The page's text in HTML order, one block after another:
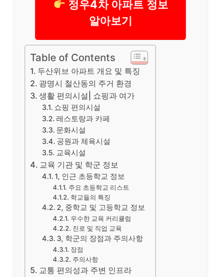
정우4차 아파트 정보
알아보기
Table of Contents
두산위브 아파트 개요 및 특징
광명시 철산동의 주거 환경
생활 편의시설| 쇼핑과 여가
쇼핑 편의시설
레스토랑과 카페
문화시설
공원과 체육시설
교육시설
교육 기관 및 학군 정보
1, 인근 초등학교 정보
주요 초등학교 리스트
학교들의 특징
2, 중학교 및 고등학교 정보
우수한 교육 커리큘럼
진로 및 직업 교육
3, 학군의 장점과 주의사항
장점
주의사항
교통 편의성과 주변 인프라